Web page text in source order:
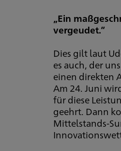
„Ein
vergeudet.“
Dies gilt laut
es auch, der
einen direkten
Am 24. Juni
für diese
geehrt. Dann
Mittelstands-